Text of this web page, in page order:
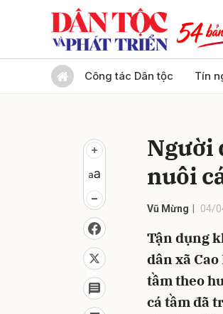
Công tác Dân tộc Tín
Người
nuôi
Vũ Mừng 04/
Tận dụng
dân xã
tầm theo
cá tầm đã